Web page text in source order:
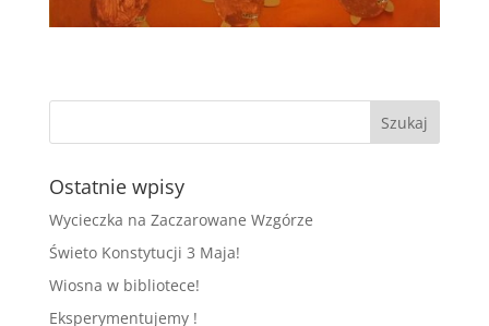
Ostatnie wpisy
Wycieczka na Zaczarowane Wzgórze
Świeto Konstytucji 3 Maja!
Wiosna w bibliotece!
Eksperymentujemy !